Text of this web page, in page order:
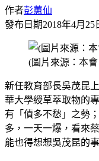
作者彭蕙仙
發布日期2018年4月25
(圖片來源：本
新任教育部長吳茂昆
華大學綬草萃取物的
有「債多不愁」之勢
多，一天一爆，看來
能也得想想吳茂昆的